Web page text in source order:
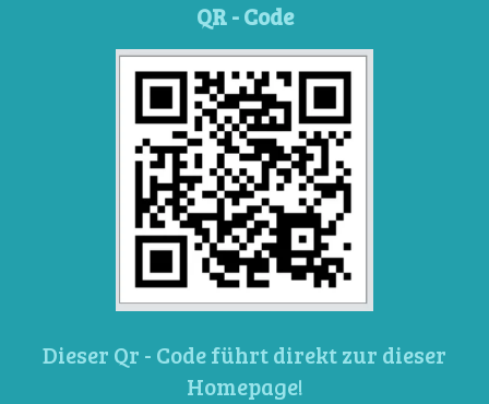
QR - Code
Dieser Qr - Code führt direkt zur dieser
Homepage!